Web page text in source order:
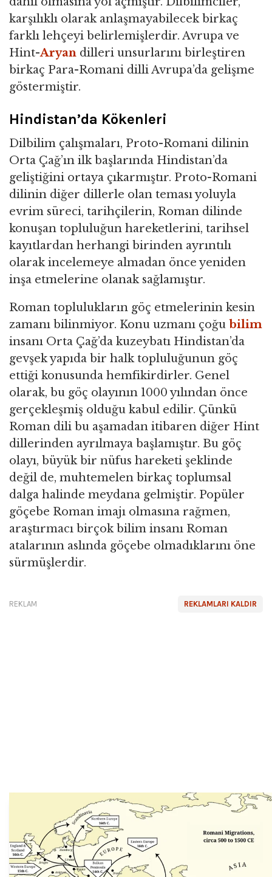
karşılıklı olarak anlaşmayabilecek birkaç
farklı lehçeyi belirlemişlerdir. Avrupa ve
Hint-Aryan dilleri unsurlarını birleştiren
birkaç Para-Romani dilli Avrupa’da gelişme
göstermiştir.
Hindistan’da Kökenleri
Dilbilim çalışmaları, Proto-Romani dilinin
Orta Çağ’ın ilk başlarında Hindistan’da
geliştiğini ortaya çıkarmıştır. Proto-Romani
dilinin diğer dillerle olan teması yoluyla
evrim süreci, tarihçilerin, Roman dilinde
konuşan topluluğun hareketlerini, tarihsel
kayıtlardan herhangi birinden ayrıntılı
olarak incelemeye almadan önce yeniden
inşa etmelerine olanak sağlamıştır.
Roman toplulukların göç etmelerinin kesin
zamanı bilinmiyor. Konu uzmanı çoğu bilim
insanı Orta Çağ’da kuzeybatı Hindistan’da
gevşek yapıda bir halk topluluğunun göç
ettiği konusunda hemfikirdirler. Genel
olarak, bu göç olayının 1000 yılından önce
gerçekleşmiş olduğu kabul edilir. Çünkü
Roman dili bu aşamadan itibaren diğer Hint
dillerinden ayrılmaya başlamıştır. Bu göç
olayı, büyük bir nüfus hareketi şeklinde
değil de, muhtemelen birkaç toplumsal
dalga halinde meydana gelmiştir. Popüler
göçebe Roman imajı olmasına rağmen,
araştırmacı birçok bilim insanı Roman
atalarının aslında göçebe olmadıklarını öne
sürmüşlerdir.
REKLAMLARI KALDIR
REKLAM